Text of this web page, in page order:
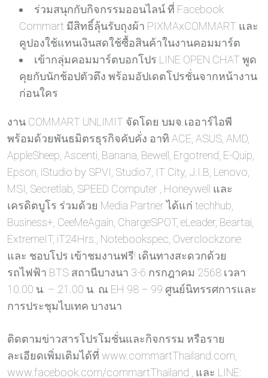
ร่วมสนุกกับกิจกรรมออนไลน์ ที่ Facebook
Commart มีสิทธิ์ลุ้นรับถุงผ้า PIXMAxCOMMART และ
คูปองใช้แทนเงินสดใช้ซื้อสินค้าในงานคอมมาร์ต
เข้ากลุ่มคอมมาร์ตบอกโปร LINE OPEN CHAT พูด
คุยกับนักช้อปตัวตึง พร้อมอัปเดตโปรชั่นจากหน้างาน
ก่อนใคร
งาน COMMART UNLIMIT จัดโดย บมจ.เออาร์ไอพี
พร้อมด้วยพันธมิตรธุรกิจคับคั่ง อาทิ ACE, ASUS, AMD,
AppleSheep, Ascenti, Banana, Bewell, Ergotrend, E-Quip,
Epson, iStudio by SPVI, Studio7, IT City, J.I.B, Lenovo,
MSI, Secretlab, SPEED Computer , Honeywell และ
เครดิตบูโร ร่วมด้วย Media Partner ได้แก่ techhub,
Business+, CeeMeAgain, ChargeSPOT, eLeader, Beartai,
ExtremeIT, iT24Hrs., Notebookspec, Overclockzone
และ ชอบโปร เข้าชมงานฟรี! เดินทางสะดวกด้วย
รถไฟฟ้า BTS สถานีบางนา 3-6 กรกฎาคม 2568 เวลา
10.00 น. – 21.00 น. ณ EH 98 – 99 ศูนย์นิทรรศการและ
การประชุมไบเทค บางนา
ติดตามข่าวสารโปรโมชั่นและกิจกรรม หรือราย
ละเอียดเพิ่มเติมได้ที่ www.commartThailand.com,
www.facebook.com/commartThailand , และ LINE: